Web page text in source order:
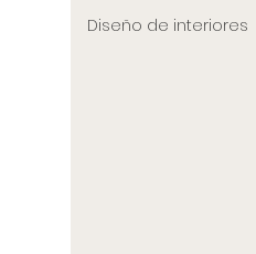
Diseño de interiores